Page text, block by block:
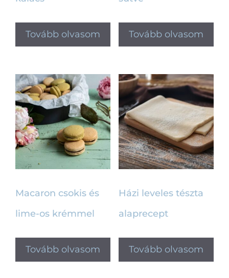
Tovább olvasom Tovább olvasom
Macaron csokis és
lime-os krémmel
Tovább olvasom
Házi leveles tészta
alaprecept
Tovább olvasom